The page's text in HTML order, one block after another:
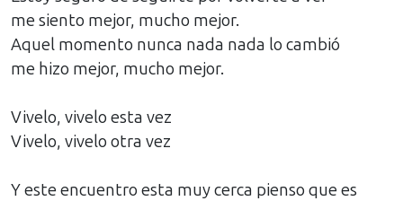
me siento mejor, mucho mejor.
Aquel momento nunca nada nada lo cambió
me hizo mejor, mucho mejor.
Vivelo, vivelo esta vez
Vivelo, vivelo otra vez
Y este encuentro esta muy cerca pienso que es